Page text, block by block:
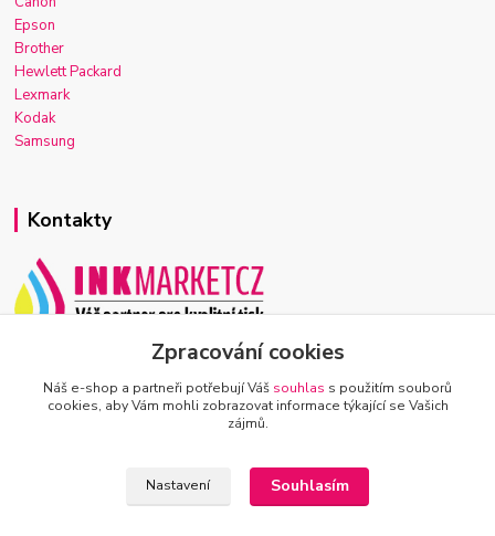
Epson
Brother
Hewlett Packard
Lexmark
Kodak
Samsung
Kontakty
Josef Macek
+420 603 921 266
Po-Ne, 7-22h
Zpracování cookies
Náš e-shop a partneři potřebují Váš souhlas s použitím souborů
cookies, aby Vám mohli zobrazovat informace týkající se Vašich
zájmů.
Nastavení Souhlasím